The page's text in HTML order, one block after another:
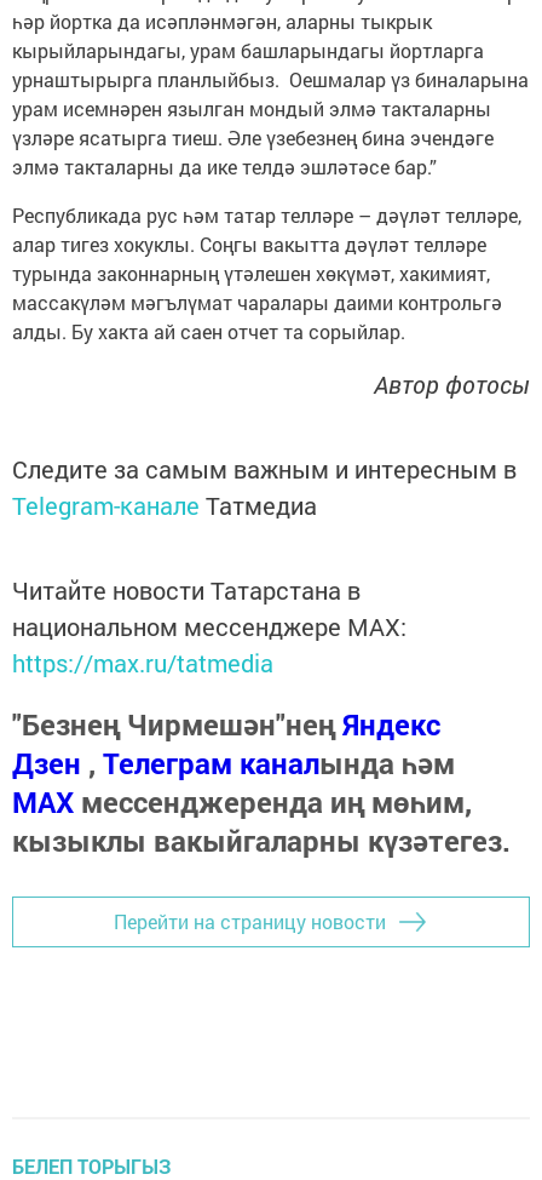
һәр йортка да исәпләнмәгән, аларны тыкрык
кырыйларындагы, урам башларындагы йортларга
урнаштырырга планлыйбыз. Оешмалар үз биналарына
урам исемнәрен язылган мондый элмә такталарны
үзләре ясатырга тиеш. Әле үзебезнең бина эчендәге
элмә такталарны да ике телдә эшләтәсе бар.”
Республикада рус һәм татар телләре – дәүләт телләре,
алар тигез хокуклы. Соңгы вакытта дәүләт телләре
турында законнарның үтәлешен хөкүмәт, хакимият,
массакүләм мәгълүмат чаралары даими контрольгә
алды. Бу хакта ай саен отчет та сорыйлар.
Автор фотосы
Следите за самым важным и интересным в
Telegram-канале Татмедиа
Читайте новости Татарстана в
национальном мессенджере MАХ:
https://max.ru/tatmedia
"Безнең Чирмешән"неңЯндекс
Дзен , Телеграм каналында һәм
МАХ мессенджеренда иң мөһим,
кызыклы вакыйгаларны күзәтегез.
Перейти на страницу новости
БЕЛЕП ТОРЫГЫЗ